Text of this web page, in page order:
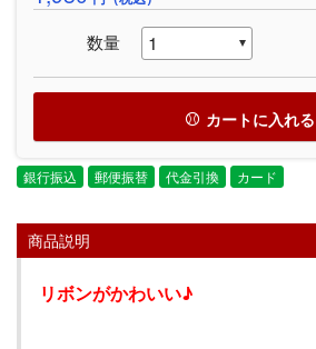
数量
カートに入れる
銀行振込 郵便振替 代金引換 カード
商品説明
リボンがかわいい♪